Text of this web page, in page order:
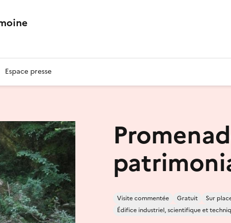
Espace presse
Visite commentée Gratuit Sur
Édifice industriel, scientifique et